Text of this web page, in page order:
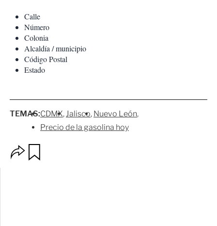
Calle
Número
Colonia
Alcaldía / municipio
Código Postal
Estado
TEMAS:CDMX Jalisco Nuevo León
Precio de la gasolina hoy